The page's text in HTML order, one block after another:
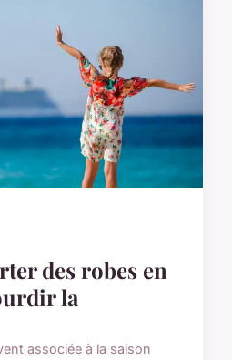
des robes en
la
associée à la saison